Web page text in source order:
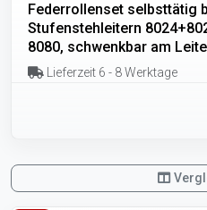
Federrollenset selbsttätig
Stufenstehleitern
8080, schwenkbar am
Lieferzeit 6 - 8 Werktage